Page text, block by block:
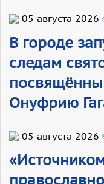
05 августа 2026
В городе
следам
Онуфрию
05 августа 2026